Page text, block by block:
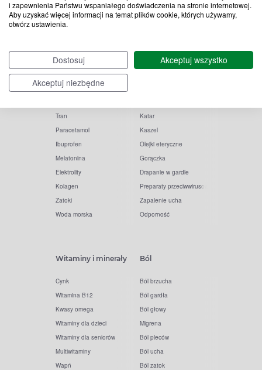
i zapewnienia Państwu wspaniałego doświadczenia na stronie internetowej.
Aby uzyskać więcej informacji na temat plików cookie, których używamy,
otwórz ustawienia.
Dostosuj
Akceptuj wszystko
Akceptuj niezbędne
Popularne zapytania
Witamina D
Witamina C
Tran
Paracetamol
Ibuprofen
Melatonina
Elektrolity
Kolagen
Zatoki
Woda morska
Przeziębienie i grypa
Katar
Kaszel
Olejki eteryczne
Gorączka
Drapanie w gardle
Preparaty przeciwwirusowe
Zapalenie ucha
Odporność
Witaminy i minerały
Cynk
Witamina B12
Kwasy omega
Witaminy dla dzieci
Witaminy dla seniorów
Multiwitaminy
Wapń
Ból
Ból brzucha
Ból gardła
Ból głowy
Migrena
Ból pleców
Ból ucha
Ból zatok